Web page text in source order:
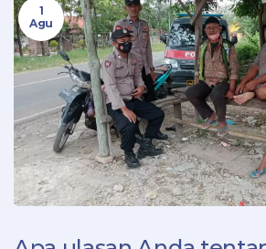
kegelapan. Tapi hei, mari kita
berharap berita esok hari lebih
1
Agu